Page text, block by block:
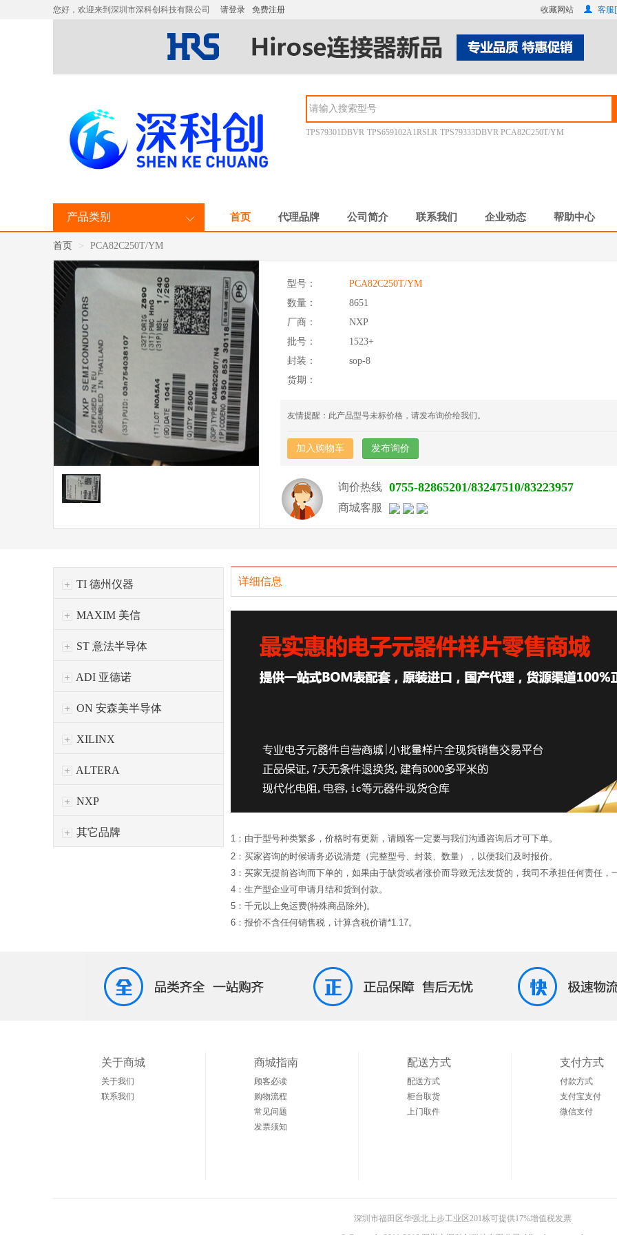
您好，欢迎来到深圳市深科创科技有限公司 请登录 免费注册 收藏网站 客服
TPS79301DBVR TPS659102A1RSLR TPS79333DBVRPCA82C250T/YM
产品类别 首页 代理品牌 公司简介 联系我们 企业动态 帮助中心
首页 PCA82C250T/YM
型号：
PCA82C250T/YM
数量：
8651
厂商：
NXP
批号：
1523+
封装：
sop-8
货期：
友情提醒：此产品型号未标价格，请发布询价给我们。
加入购物车 发布询价
询价热线 0755-82865201/83247510/83223957
商城客服
TI 德州仪器
MAXIM 美信
ST 意法半导体
ADI 亚德诺
ON 安森美半导体
XILINX
ALTERA
NXP
其它品牌
详细信息
1：由于型号种类繁多，价格时有更新，请顾客一定要与我们沟通咨询后才可下单。
2：买家咨询的时候请务必说清楚（完整型号、封装、数量），以便我们及时报价。
3：买家无提前咨询而下单的，如果由于缺货或者涨价而导致无法发货的，我司不承担任何责任，
4：生产型企业可申请月结和货到付款。
5：千元以上免运费(特殊商品除外)。
6：报价不含任何销售税，计算含税价请*1.17。
关于商城
关于我们
联系我们
商城指南
顾客必读
购物流程
常见问题
发票须知
配送方式
配送方式
柜台取货
上门取件
支付方式
付款方式
支付宝支付
微信支付
深圳市福田区华强北上步工业区201栋可提供17%增值税发票